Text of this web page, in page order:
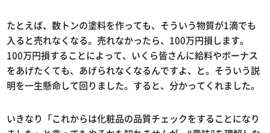
たとえば、数トンの塗料を作っても、そういう物質が1滴でも
入ると売れなくなる。売れなかったら、100万円損します。
100万円損することによって、いくら皆さんに給料やボーナス
をあげたくても、あげられなくなるんですよ、と。そういう説
明を一生懸命して回りました。すると、分かってくれました。
いきなり「これからは化粧品の品質チェックをすることになり